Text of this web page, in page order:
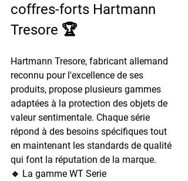
coffres-forts Hartmann
Tresore 🏆
Hartmann Tresore, fabricant allemand
reconnu pour l'excellence de ses
produits, propose plusieurs gammes
adaptées à la protection des objets de
valeur sentimentale. Chaque série
répond à des besoins spécifiques tout
en maintenant les standards de qualité
qui font la réputation de la marque.
🔹 La gamme WT Serie